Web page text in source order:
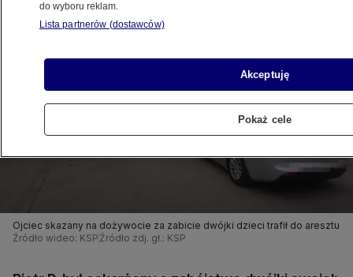
Ojciec skazany na dożywocie za zabicie dwójki dzieci trafił do aresztu
Źródło wideo: KSP Źródło zdj. gł.: KSP
do wyboru reklam.
Lista partnerów (dostawców)
Akceptuję
Pokaż cele